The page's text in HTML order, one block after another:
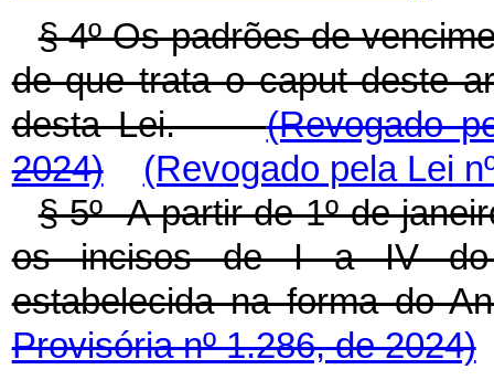
§ 4º Os padrões de
de que trata o caput deste
desta Lei. (Revogado
2024)
(Revogado pela Lei
§ 5º A partir de 1º de
os incisos de I a IV do
estabelecida na forma do
Provisória nº 1.286, de 2024)